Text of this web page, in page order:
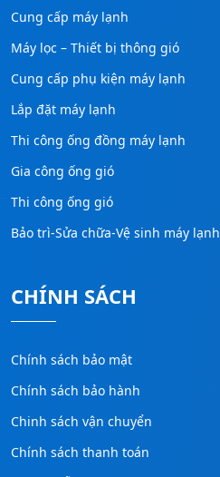
Cung cấp máy lạnh
Máy lọc – Thiết bị thông gió
Cung cấp phụ kiện máy lạnh
Lắp đặt máy lạnh
Thi công ống đồng máy lạnh
Gia công ống gió
Thi công ống gió
Bảo trì-Sửa chữa-Vệ sinh máy lạnh
CHÍNH SÁCH
Chính sách bảo mật
Chính sách bảo hành
Chinh sách vận chuyển
Chính sách thanh toán